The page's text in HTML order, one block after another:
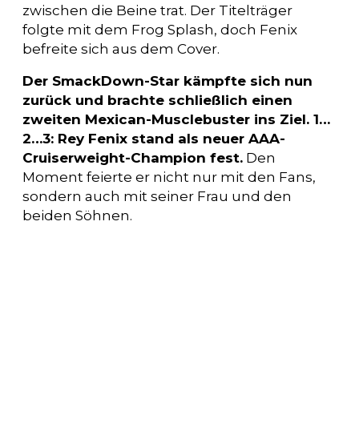
zwischen die Beine trat. Der Titelträger
folgte mit dem Frog Splash, doch Fenix
befreite sich aus dem Cover.
Der SmackDown-Star kämpfte sich nun
zurück und brachte schließlich einen
zweiten Mexican-Musclebuster ins Ziel. 1…
2…3: Rey Fenix stand als neuer AAA-
Cruiserweight-Champion fest. Den
Moment feierte er nicht nur mit den Fans,
sondern auch mit seiner Frau und den
beiden Söhnen.